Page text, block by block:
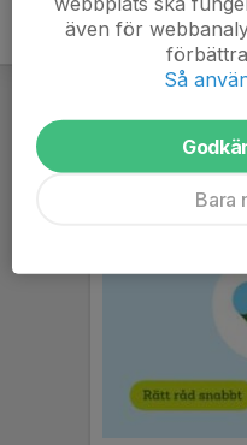
även för
Så
Bara